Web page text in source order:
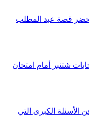
قصة عبد المطلب
شتنبر أمام امتحان
الأسئلة الكبرى التي